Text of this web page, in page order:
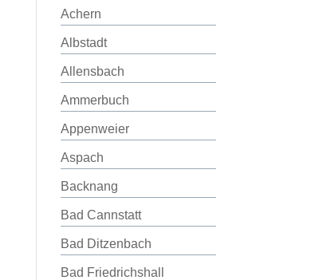
Achern
Albstadt
Allensbach
Ammerbuch
Appenweier
Aspach
Backnang
Bad Cannstatt
Bad Ditzenbach
Bad Friedrichshall